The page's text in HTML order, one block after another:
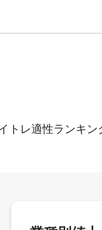
レ適性ランキン